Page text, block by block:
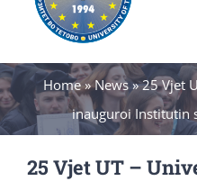
Home»News»25 Vjet
inauguroi Institutin
25 Vjet UT –